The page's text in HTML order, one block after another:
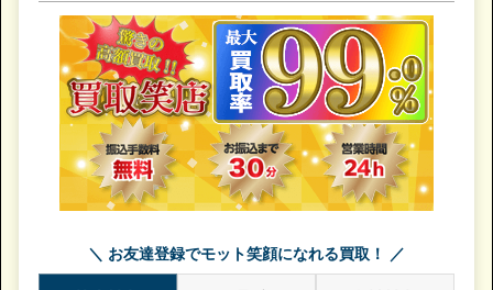
＼ お友達登録でモット笑顔になれる買取！ ／